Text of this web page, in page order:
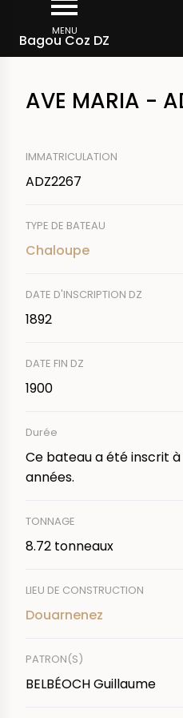
contenu
MENU
Bagou Coz DZ
d'Ariane
Rechercher un bateau
AVE MARIA -
IMMATRICULATION
ADZ2267
TYPE DE BATEAU
Chaloupe
DATE D'INSCRIPTION DZ
1892
DATE FIN DZ
1900
Durée
Ce bateau a été inscrit
années.
TONNAGE
8.72 tonneaux
LIEU DE CONSTRUCTION
Douarnenez
PATRON(S)
BELBÉOCH Guillaume